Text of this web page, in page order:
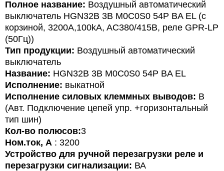
Полное название: Воздушный автоматический
выключатель HGN32B 3B M0C0S0 54P BA EL (с
корзиной, 3200А,100kA, AC380/415В, реле GPR-LP
(50Гц))
Тип продукции: Воздушный автоматический
выключатель
Название: HGN32B 3B M0C0S0 54P BA EL
Исполнение: выкатной
Исполнение силовых клеммных выводов: B
(Авт. Подключение цепей упр. +горизонтальный
тип шин)
Кол-во полюсов:3
Ном.ток, А : 3200
Устройство для ручной перезагрузки реле и
перезагрузки сигнализации: ВА